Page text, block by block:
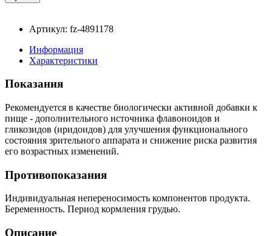
Артикул: fz-4891178
Информация
Характеристики
Показания
Рекомендуется в качестве биологически активной добавки к
пище - дополнительного источника флавоноидов и
гликозидов (иридоидов) для улучшения функционального
состояния зрительного аппарата и снижение риска развития
его возрастных изменений.
Противопоказания
Индивидуальная непереносимость компонентов продукта.
Беременность. Период кормления грудью.
Описание